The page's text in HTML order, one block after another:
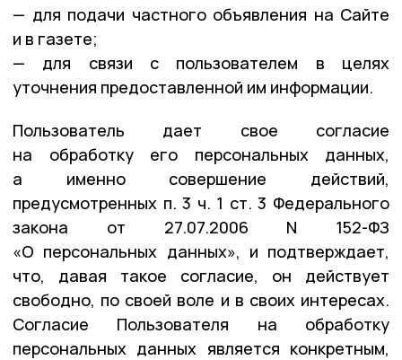
— для подачи частного объявления на Сайте
и в газете;
— для связи с пользователем в целях
уточнения предоставленной им информации.
Пользователь дает свое согласие
на обработку его персональных данных,
а именно совершение действий,
предусмотренных п. 3 ч. 1 ст. 3 Федерального
закона от 27.07.2006 N 152-ФЗ
«О персональных данных», и подтверждает,
что, давая такое согласие, он действует
свободно, по своей воле и в своих интересах.
Согласие Пользователя на обработку
персональных данных является конкретным,